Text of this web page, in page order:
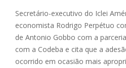
Secretário-executivo do Iclei
economista Rodrigo Perpétuo
de Antonio Gobbo com a
com a Codeba e cita que a
ocorrido em ocasião mais